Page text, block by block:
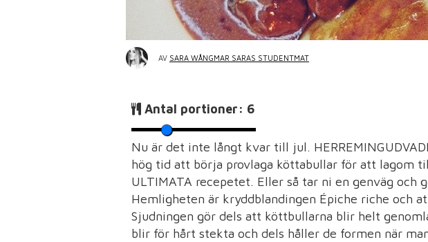
AV SARA WÅNGMAR SARAS STUDENTMAT
Antal portioner: 6
Nu är det inte långt kvar till jul.
hög tid att börja provlaga köttabullar för att lagom
ULTIMATA recepetet. Eller så tar ni en genväg och
Hemligheten är kryddblandingen Épiche riche och
Sjudningen gör dels att köttbullarna blir helt
blir för hårt stekta och dels håller de formen när